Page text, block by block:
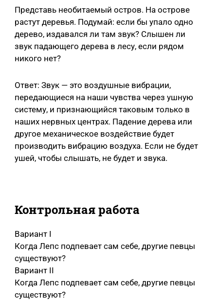
Представь необитаемый остров. На острове
растут деревья. Подумай: если бы упало одно
дерево, издавался ли там звук? Слышен ли
звук падающего дерева в лесу, если рядом
никого нет?
Ответ: Звук — это воздушные вибрации,
передающиеся на наши чувства через ушную
систему, и признающийся таковым только в
наших нервных центрах. Падение дерева или
другое механическое воздействие будет
производить вибрацию воздуха. Если не будет
ушей, чтобы слышать, не будет и звука.
Контрольная работа
Вариант I
Когда Лепс подпевает сам себе, другие певцы
существуют?
Вариант II
Когда Лепс подпевает сам себе, другие певцы
существуют?